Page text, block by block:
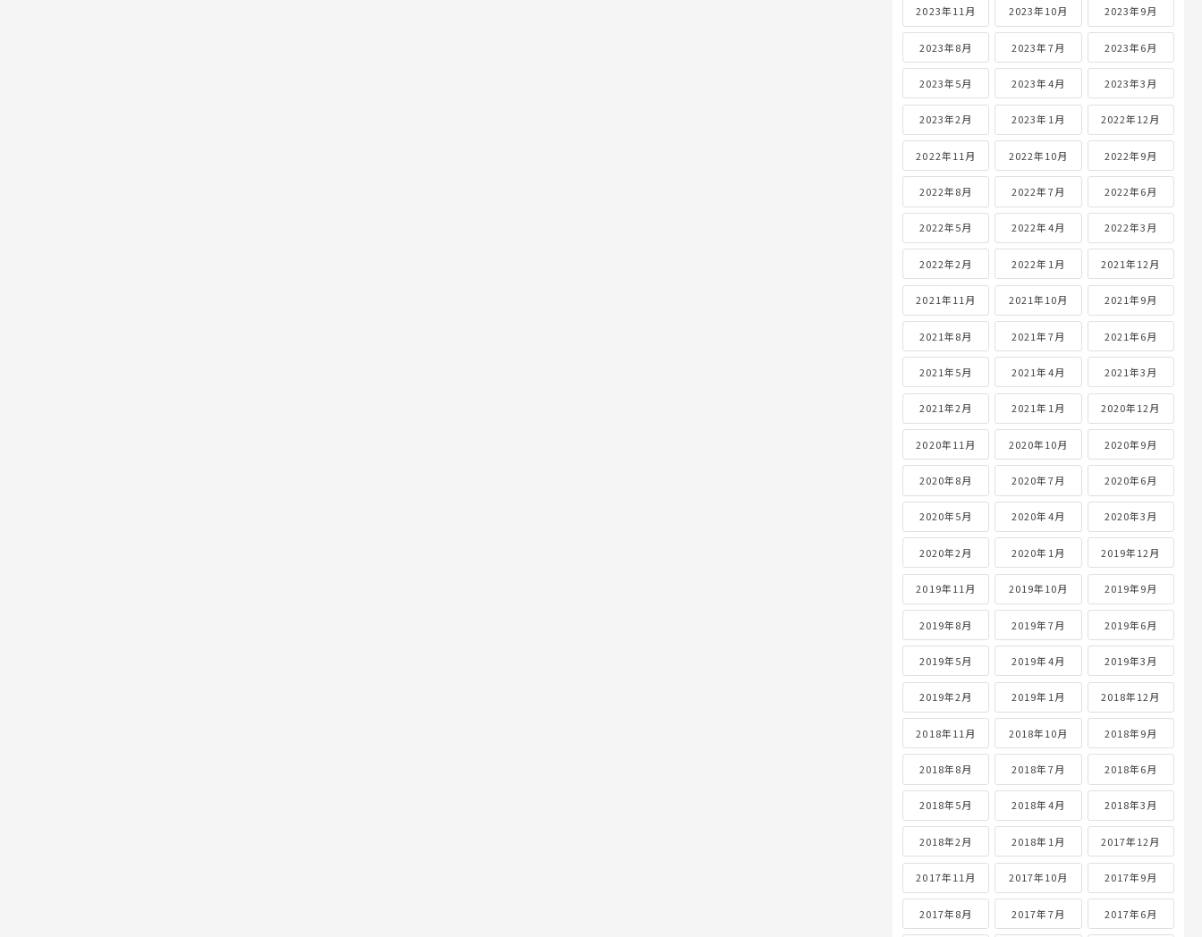
2023年11月 2023年10月 2023年9月
2023年8月 2023年7月 2023年6月
2023年5月 2023年4月 2023年3月
2023年2月 2023年1月 2022年12月
2022年11月 2022年10月 2022年9月
2022年8月 2022年7月 2022年6月
2022年5月 2022年4月 2022年3月
2022年2月 2022年1月 2021年12月
2021年11月 2021年10月 2021年9月
2021年8月 2021年7月 2021年6月
2021年5月 2021年4月 2021年3月
2021年2月 2021年1月 2020年12月
2020年11月 2020年10月 2020年9月
2020年8月 2020年7月 2020年6月
2020年5月 2020年4月 2020年3月
2020年2月 2020年1月 2019年12月
2019年11月 2019年10月 2019年9月
2019年8月 2019年7月 2019年6月
2019年5月 2019年4月 2019年3月
2019年2月 2019年1月 2018年12月
2018年11月 2018年10月 2018年9月
2018年8月 2018年7月 2018年6月
2018年5月 2018年4月 2018年3月
2018年2月 2018年1月 2017年12月
2017年11月 2017年10月 2017年9月
2017年8月 2017年7月 2017年6月